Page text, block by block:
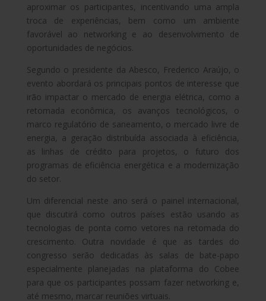
aproximar os participantes, incentivando uma ampla
troca de experiências, bem como um ambiente
favorável ao networking e ao desenvolvimento de
oportunidades de negócios.
Segundo o presidente da Abesco, Frederico Araújo, o
evento abordará os principais pontos de interesse que
irão impactar o mercado de energia elétrica, como a
retomada econômica, os avanços tecnológicos, o
marco regulatório de saneamento, o mercado livre de
energia, a geração distribuída associada à eficiência,
as linhas de crédito para projetos, o futuro dos
programas de eficiência energética e a modernização
do setor.
Um diferencial neste ano será o painel internacional,
que discutirá como outros países estão usando as
tecnologias de ponta como vetores na retomada do
crescimento. Outra novidade é que as tardes do
congresso serão dedicadas às salas de bate-papo
especialmente planejadas na plataforma do Cobee
para que os participantes possam fazer networking e,
até mesmo, marcar reuniões virtuais.